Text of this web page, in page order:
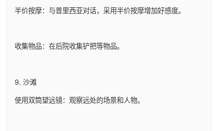
半价按摩：与普里西亚对话，采用半价按摩增加好感度。
收集物品：在后院收集铲把等物品。
9. 沙滩
使用双筒望远镜：观察远处的场景和人物。